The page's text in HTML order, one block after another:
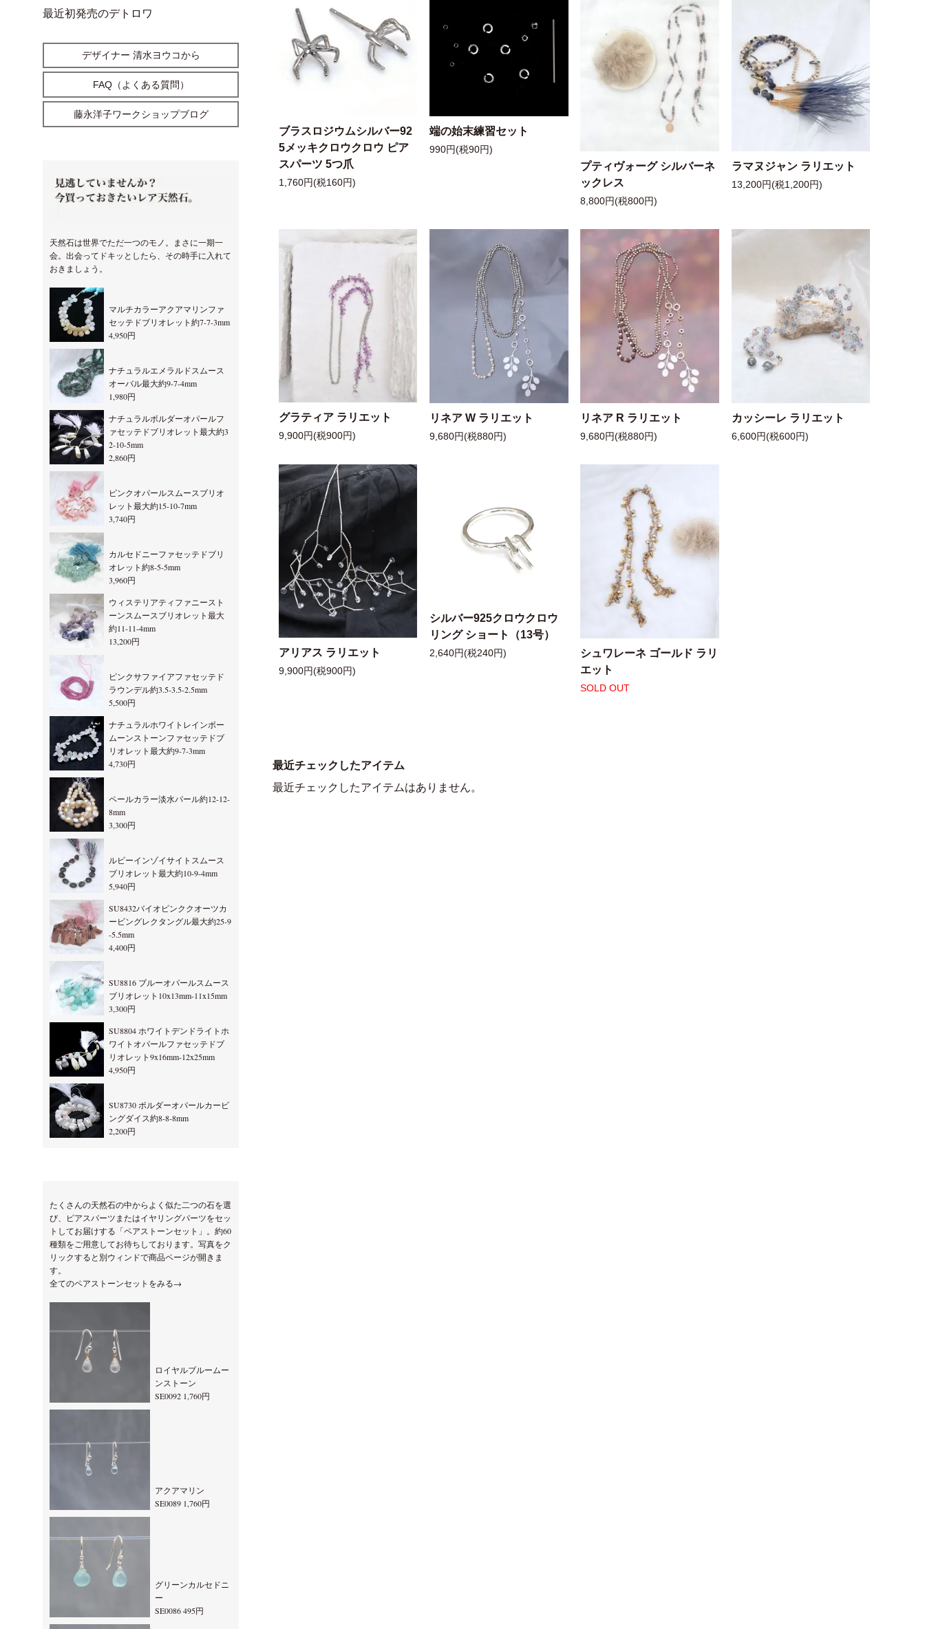
ブラスロジウムシルバー92
5メッキクロウクロウ ピア
スパーツ 5つ爪
1,760円(税160円)
端の始末練習セット
990円(税90円)
プティヴォーグ シルバーネ
ックレス
8,800円(税800円)
ラマヌジャン ラリエット
13,200円(税1,200円)
グラティア ラリエット
9,900円(税900円)
リネア W ラリエット
9,680円(税880円)
リネア R ラリエット
9,680円(税880円)
カッシーレ ラリエット
6,600円(税600円)
アリアス ラリエット
9,900円(税900円)
シルバー925クロウクロウ
リング ショート（13号）
2,640円(税240円)
シュワレーネ ゴールド ラリ
エット
SOLD OUT
最近チェックしたアイテム
最近チェックしたアイテムはありません。
最近初発売のデトロワ
デザイナー 清水ヨウコから
FAQ（よくある質問）
藤永洋子ワークショップブログ
天然石は世界でただ一つのモノ。まさに一期一
会。出会ってドキッとしたら、その時手に入れて
おきましょう。
マルチカラーアクアマリンファ
セッテドブリオレット約7-7-3mm
4,950円
ナチュラルエメラルドスムース
オーバル最大約9-7-4mm
1,980円
ナチュラルボルダーオパールフ
ァセッテドブリオレット最大約3
2-10-5mm
2,860円
ピンクオパールスムースブリオ
レット最大約15-10-7mm
3,740円
カルセドニーファセッテドブリ
オレット約8-5-5mm
3,960円
ウィステリアティファニースト
ーンスムースブリオレット最大
約11-11-4mm
13,200円
ピンクサファイアファセッテド
ラウンデル約3.5-3.5-2.5mm
5,500円
ナチュラルホワイトレインボー
ムーンストーンファセッテドブ
リオレット最大約9-7-3mm
4,730円
ペールカラー淡水パール約12-12-
8mm
3,300円
ルビーインゾイサイトスムース
ブリオレット最大約10-9-4mm
5,940円
SU8432バイオピンククオーツカ
ービングレクタングル最大約25-9
-5.5mm
4,400円
SU8816 ブルーオパールスムース
ブリオレット10x13mm-11x15mm
3,300円
SU8804 ホワイトデンドライトホ
ワイトオパールファセッテドブ
リオレット9x16mm-12x25mm
4,950円
SU8730 ボルダーオパールカービ
ングダイス約8-8-8mm
2,200円
たくさんの天然石の中からよく似た二つの石を選
び、ピアスパーツまたはイヤリングパーツをセッ
トしてお届けする「ペアストーンセット」。約60
種類をご用意してお待ちしております。写真をク
リックすると別ウィンドで商品ページが開きま
す。
全てのペアストーンセットをみる→
ロイヤルブルームー
ンストーン
SE0092 1,760円
アクアマリン
SE0089 1,760円
グリーンカルセドニ
ー
SE0086 495円